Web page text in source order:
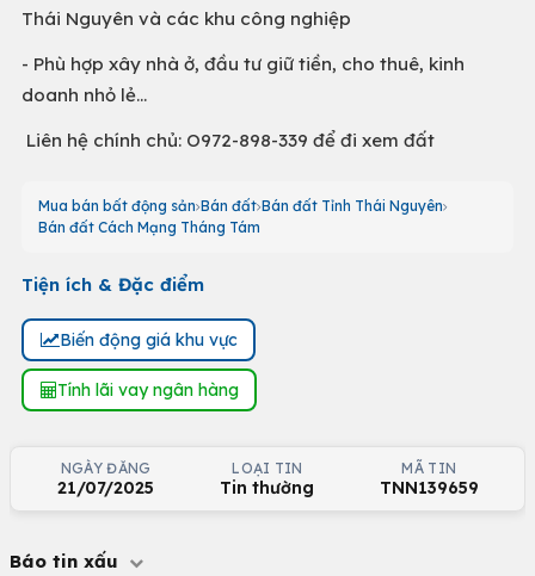
Thái Nguyên và các khu công nghiệp
- Phù hợp xây nhà ở, đầu tư giữ tiền, cho thuê, kinh
doanh nhỏ lẻ…
Liên hệ chính chủ: O972-898-339 để đi xem đất
Mua bán bất động sản Bán đất Bán đất Tỉnh Thái Nguyên
Bán đất Cách Mạng Tháng Tám
Tiện ích & Đặc điểm
Biến động giá khu vực
Tính lãi vay ngân hàng
NGÀY ĐĂNG
21/07/2025
LOẠI TIN
Tin thường
MÃ TIN
TNN139659
Báo tin xấu